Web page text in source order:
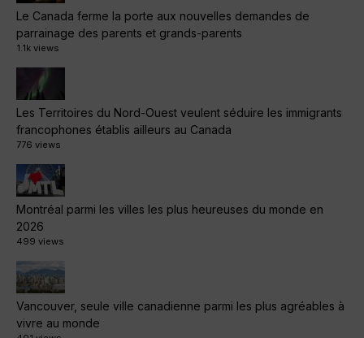
Le Canada ferme la porte aux nouvelles demandes de
parrainage des parents et grands-parents
1.1k views
Les Territoires du Nord-Ouest veulent séduire les immigrants
francophones établis ailleurs au Canada
776 views
Montréal parmi les villes les plus heureuses du monde en
2026
499 views
Vancouver, seule ville canadienne parmi les plus agréables à
vivre au monde